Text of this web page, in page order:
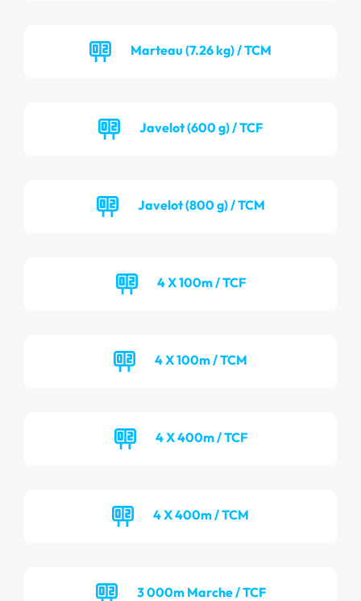
Marteau (7.26 kg) / TCM
Javelot (600 g) / TCF
Javelot (800 g) / TCM
4 X 100m / TCF
4 X 100m / TCM
4 X 400m / TCF
4 X 400m / TCM
3 000m Marche / TCF